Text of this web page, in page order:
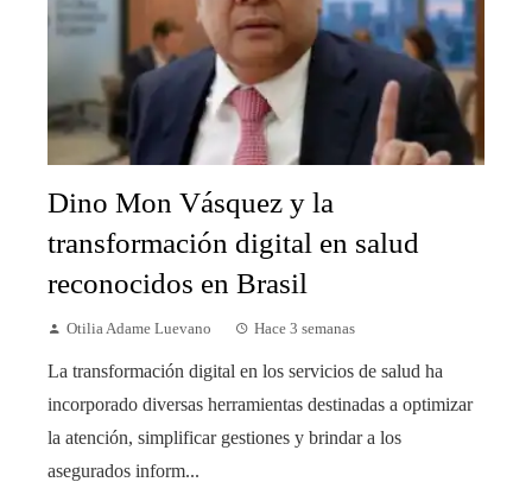
Dino Mon Vásquez y la
transformación digital en salud
reconocidos en Brasil
Otilia Adame Luevano Hace 3 semanas
La transformación digital en los servicios de salud ha
incorporado diversas herramientas destinadas a optimizar
la atención, simplificar gestiones y brindar a los
asegurados inform...